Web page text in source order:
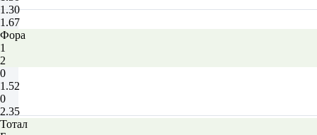
1.30
1.67
Фора
1
2
0
1.52
0
2.35
Тотал